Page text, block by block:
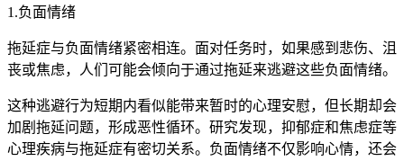
1.负面情绪
拖延症与负面情绪紧密相连。面对任务时，如果感到悲伤、沮
丧或焦虑，人们可能会倾向于通过拖延来逃避这些负面情绪。
这种逃避行为短期内看似能带来暂时的心理安慰，但长期却会
加剧拖延问题，形成恶性循环。研究发现，抑郁症和焦虑症等
心理疾病与拖延症有密切关系。负面情绪不仅影响心情，还会